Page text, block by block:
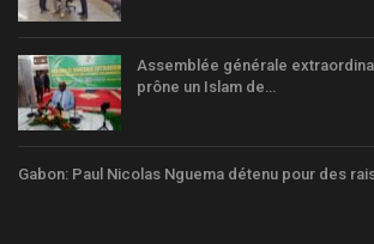
Assemblée générale
prône un Islam de…
Gabon: Paul Nicolas Nguema détenu pour des